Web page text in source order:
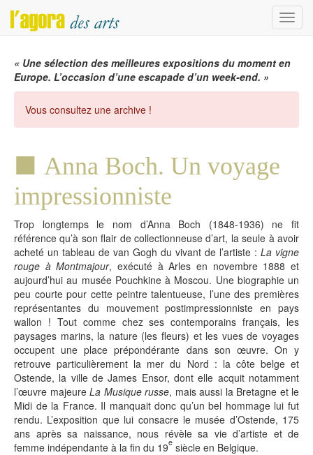
Menu
« Une sélection des meilleures expositions du moment en
Europe. L’occasion d’une escapade d’un week-end. »
Vous consultez une archive !
Anna Boch. Un voyage
impressionniste
Trop longtemps le nom d’Anna Boch (1848-1936) ne fit
référence qu’à son flair de collectionneuse d’art, la seule à avoir
acheté un tableau de van Gogh du vivant de l’artiste : La vigne
rouge à Montmajour, exécuté à Arles en novembre 1888 et
aujourd’hui au musée Pouchkine à Moscou. Une biographie un
peu courte pour cette peintre talentueuse, l’une des premières
représentantes du mouvement postimpressionniste en pays
wallon ! Tout comme chez ses contemporains français, les
paysages marins, la nature (les fleurs) et les vues de voyages
occupent une place prépondérante dans son œuvre. On y
retrouve particulièrement la mer du Nord : la côte belge et
Ostende, la ville de James Ensor, dont elle acquit notamment
l’œuvre majeure La Musique russe, mais aussi la Bretagne et le
Midi de la France. Il manquait donc qu’un bel hommage lui fut
rendu. L’exposition que lui consacre le musée d’Ostende, 175
ans après sa naissance, nous révèle sa vie d’artiste et de
femme indépendante à la fin du 19e siècle en Belgique.